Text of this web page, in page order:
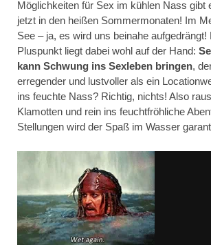
Möglichkeiten für Sex im kühlen Nass gibt
jetzt in den heißen Sommermonaten! Im
See – ja, es wird uns beinahe
Pluspunkt liegt dabei wohl auf der Hand:
kann Schwung ins Sexleben bringen,
erregender und lustvoller als ein
ins feuchte Nass? Richtig, nichts! Also
Klamotten und rein ins feuchtfröhliche
Stellungen wird der Spaß im Wasser